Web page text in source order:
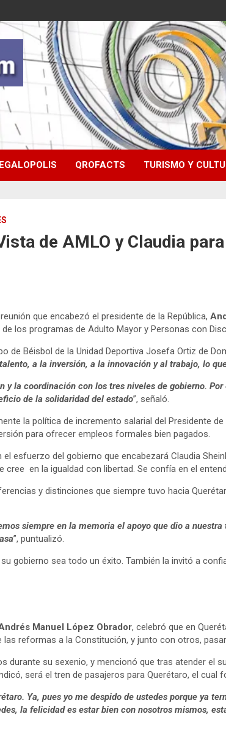
QROFACTS TURISMO Y
de AMLO y Claudia
que encabezó el presidente de la República,
los programas de Adulto Mayor y Personas con
de Béisbol de la Unidad Deportiva Josefa Ortiz de
a la inversión, a la innovación y al trabajo, lo
y la coordinación con los tres niveles de gobierno.
de la solidaridad del estado”, señaló.
la política de incremento salarial del Presidente
para ofrecer empleos formales bien pagados.
esfuerzo del gobierno que encabezará Claudia
en la igualdad con libertad. Se confía en el
y distinciones que siempre tuvo hacia
siempre en la memoria el apoyo que dio a
”, puntualizó.
gobierno sea todo un éxito. También la invitó a
Manuel López Obrador, celebró que en
reformas a la Constitución, y junto con otros,
durante su sexenio, y mencionó que tras atender el
será el tren de pasajeros para Querétaro, el
Ya, pues yo me despido de ustedes porque ya
la felicidad es estar bien con nosotros mismos,